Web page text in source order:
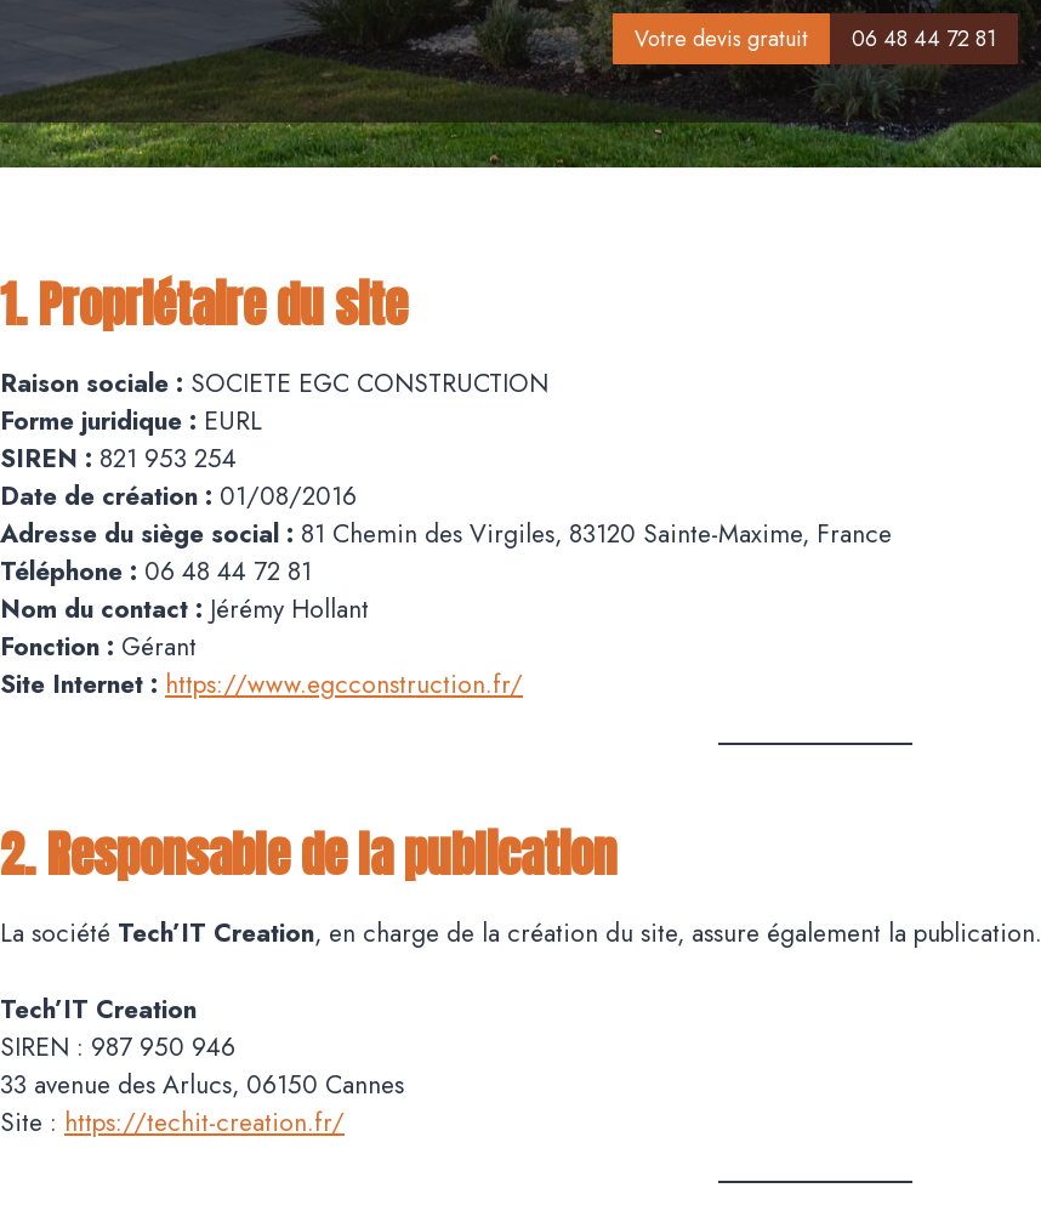
Votre devis gratuit 06 48 44 72 81
1. Propriétaire du site
Raison sociale : SOCIETE EGC CONSTRUCTION
Forme juridique : EURL
SIREN : 821 953 254
Date de création : 01/08/2016
Adresse du siège social : 81 Chemin des Virgiles, 83120 Sainte-Maxime, France
Téléphone : 06 48 44 72 81
Nom du contact : Jérémy Hollant
Fonction : Gérant
Site Internet : https://www.egcconstruction.fr/
2. Responsable de la publication
La société Tech’IT Creation, en charge de la création du site, assure également la publication.
Tech’IT Creation
SIREN : 987 950 946
33 avenue des Arlucs, 06150 Cannes
Site : https://techit-creation.fr/